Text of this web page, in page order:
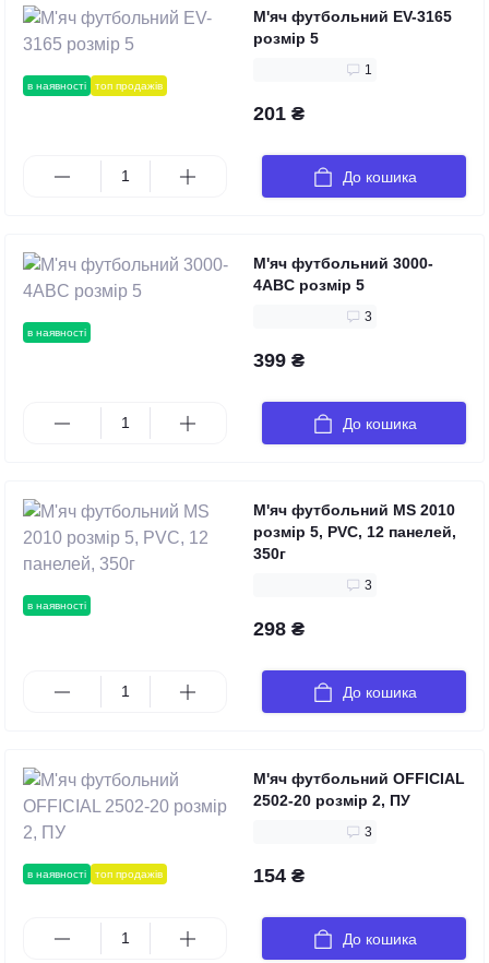
в наявності топ продажів
М'яч футбольний EV-3165
розмір 5
1
201 ₴
До кошика
в наявності
М'яч футбольний 3000-
4ABC розмір 5
3
399 ₴
До кошика
в наявності
М'яч футбольний MS 2010
розмір 5, PVC, 12 панелей,
350г
3
298 ₴
До кошика
в наявності топ продажів
М'яч футбольний OFFICIAL
2502-20 розмір 2, ПУ
3
154 ₴
До кошика